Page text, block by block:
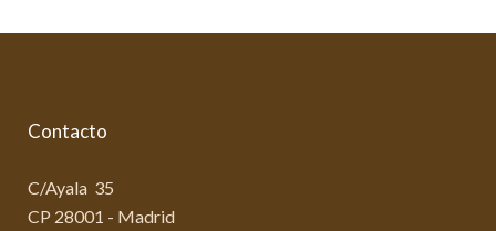
Contacto
C/Ayala 35
CP 28001 - Madrid